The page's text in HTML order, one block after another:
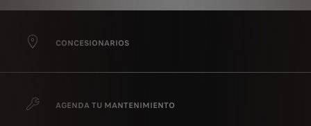
CONCESIONARIOS
AGENDA TU MANTENIMIENTO